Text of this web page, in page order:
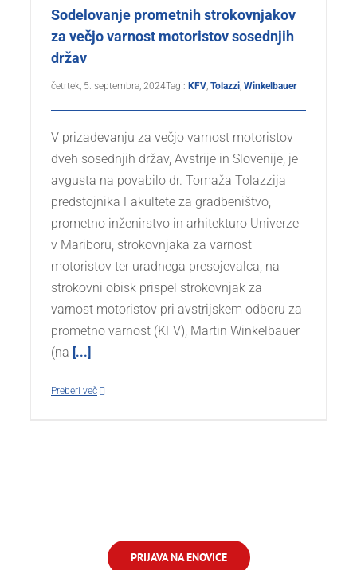
Sodelovanje prometnih strokovnjakov
za večjo varnost motoristov sosednjih
držav
četrtek, 5. septembra, 2024Tagi: KFV, Tolazzi, Winkelbauer
V prizadevanju za večjo varnost motoristov
dveh sosednjih držav, Avstrije in Slovenije, je
avgusta na povabilo dr. Tomaža Tolazzija
predstojnika Fakultete za gradbeništvo,
prometno inženirstvo in arhitekturo Univerze
v Mariboru, strokovnjaka za varnost
motoristov ter uradnega presojevalca, na
strokovni obisk prispel strokovnjak za
varnost motoristov pri avstrijskem odboru za
prometno varnost (KFV), Martin Winkelbauer
(na [...]
Preberi več
PRIJAVA NA ENOVICE